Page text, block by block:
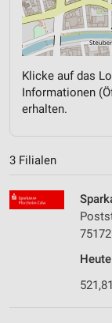
Klicke auf das
Informationen
erhalten.
3 Filialen